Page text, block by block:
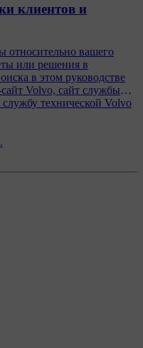
клиентов и
относительно вашего
или решения в
в этом руководстве
Volvo, сайт службы
технической Volvo